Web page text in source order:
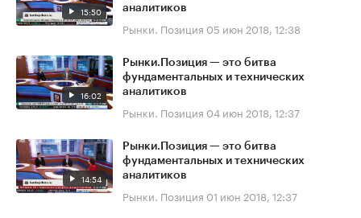
15:50
аналитиков
Рынки. Позиция 05 июн 2018, 12:38
16:02
Рынки.Позиция — это битва
фундаментальных и технических
аналитиков
Рынки. Позиция 04 июн 2018, 12:37
14:54
Рынки.Позиция — это битва
фундаментальных и технических
аналитиков
Рынки. Позиция 01 июн 2018, 12:37